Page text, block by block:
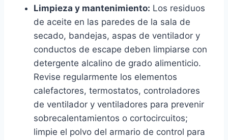
Limpieza y mantenimiento: Los residuos
de aceite en las paredes de la sala de
secado, bandejas, aspas de ventilador y
conductos de escape deben limpiarse con
detergente alcalino de grado alimenticio.
Revise regularmente los elementos
calefactores, termostatos, controladores
de ventilador y ventiladores para prevenir
sobrecalentamientos o cortocircuitos;
limpie el polvo del armario de control para